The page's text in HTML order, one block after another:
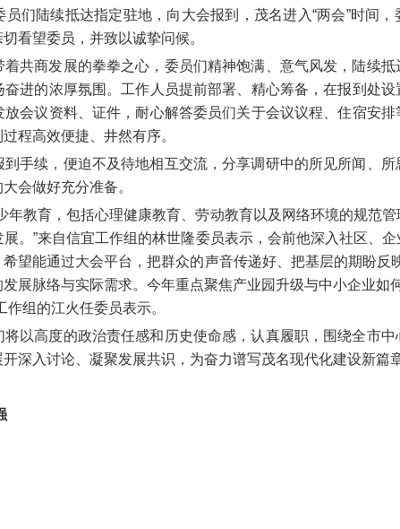
们陆续抵达指定驻地，向大会报到，茂名进入“两会”时间
看望委员，并致以诚挚问候。
共商发展的拳拳之心，委员们精神饱满、意气风发，陆续
进的浓厚氛围。工作人员提前部署、精心筹备，在报到处
会议资料、证件，耐心解答委员们关于会议议程、住宿安
程高效便捷、井然有序。
手续，便迫不及待地相互交流，分享调研中的所见所闻、
会做好充分准备。
年教育，包括心理健康教育、劳动教育以及网络环境的规范
。”来自信宜工作组的林世隆委员表示，会前他深入社区、
望能通过大会平台，把群众的声音传递好、把基层的期盼反
展脉络与实际需求。今年重点聚焦产业园升级与中小企业如
组的江火任委员表示。
以高度的政治责任感和历史使命感，认真履职，围绕全市中
深入讨论、凝聚发展共识，为奋力谱写茂名现代化建设新篇